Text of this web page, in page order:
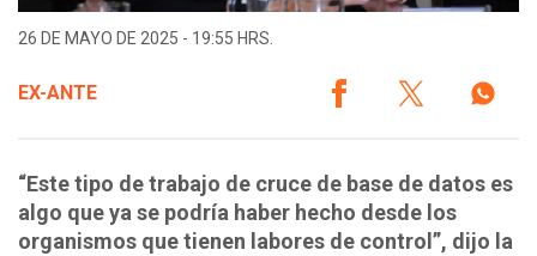
26 DE MAYO DE 2025 - 19:55 HRS.
EX-ANTE
“Este tipo de trabajo de cruce de base de datos es
algo que ya se podría haber hecho desde los
organismos que tienen labores de control”, dijo la